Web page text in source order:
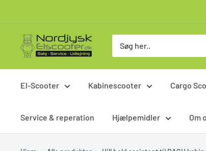
to
contentNordjysk
El-
scooter
El-Scooter Kabinescooter Cargo
Service & reperation Hjælpemidler Om